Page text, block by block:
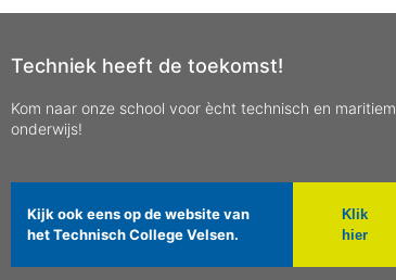
Techniek heeft de toekomst!
Kom naar onze school voor ècht technisch en maritiem
onderwijs!
Kijk ook eens op de website van
het Technisch College Velsen.
Klik
hier